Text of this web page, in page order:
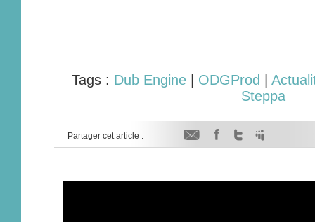
Tags : Dub Engine| ODGProd
Steppa
Partager cet article :